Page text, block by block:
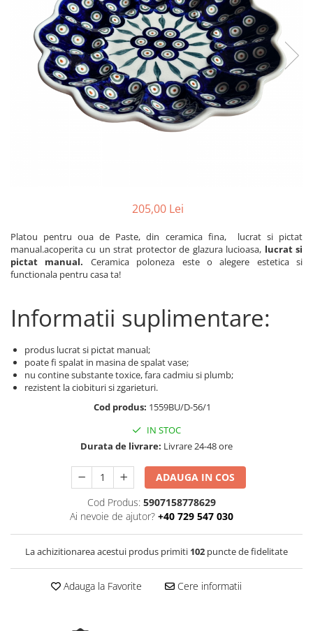
Farfurii
Recipiente depozitare
Accesorii decorative
Colectiile Flowers
Colectia Forget-me-nots
Colectia Basket of Blue
Colectii Artistice
Colectiile Country
Colectia Sweet Dreams
Colectia Morning Sunrise
Colectia Infinity
Colectia Morning Glory
Colectia Wild Hearts
205,00 Lei
Platou pentru oua de Paste, din ceramica fina, lucrat si pictat
manual.acoperita cu un strat protector de glazura lucioasa, lucrat si
pictat manual. Ceramica poloneza este o alegere estetica si
functionala pentru casa ta!
Informatii suplimentare:
produs lucrat si pictat manual;
poate fi spalat in masina de spalat vase;
nu contine substante toxice, fara cadmiu si plumb;
rezistent la ciobituri si zgarieturi.
Cod produs: 1559BU/D-56/1
IN STOC
Durata de livrare: Livrare 24-48 ore
ADAUGA IN COS
Cod Produs: 5907158778629
Ai nevoie de ajutor? +40 729 547 030
La achizitionarea acestui produs primiti 102 puncte de fidelitate
Adauga la Favorite Cere informatii